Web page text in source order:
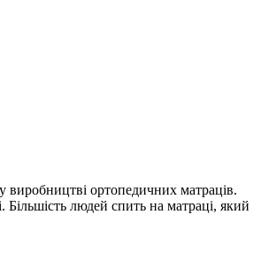
виробництві ортопедичних матраців.
Більшість людей спить на матраці, який